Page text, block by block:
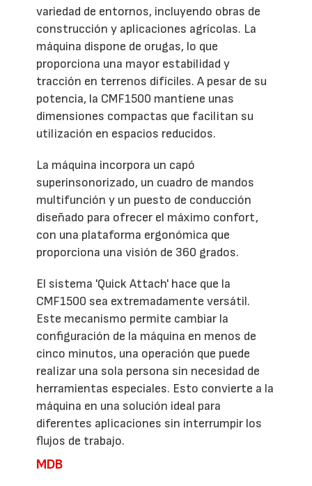
variedad de entornos, incluyendo obras de
construcción y aplicaciones agrícolas. La
máquina dispone de orugas, lo que
proporciona una mayor estabilidad y
tracción en terrenos difíciles. A pesar de su
potencia, la CMF1500 mantiene unas
dimensiones compactas que facilitan su
utilización en espacios reducidos.
La máquina incorpora un capó
superinsonorizado, un cuadro de mandos
multifunción y un puesto de conducción
diseñado para ofrecer el máximo confort,
con una plataforma ergonómica que
proporciona una visión de 360 grados.
El sistema 'Quick Attach' hace que la
CMF1500 sea extremadamente versátil.
Este mecanismo permite cambiar la
configuración de la máquina en menos de
cinco minutos, una operación que puede
realizar una sola persona sin necesidad de
herramientas especiales. Esto convierte a la
máquina en una solución ideal para
diferentes aplicaciones sin interrumpir los
flujos de trabajo.
MDB